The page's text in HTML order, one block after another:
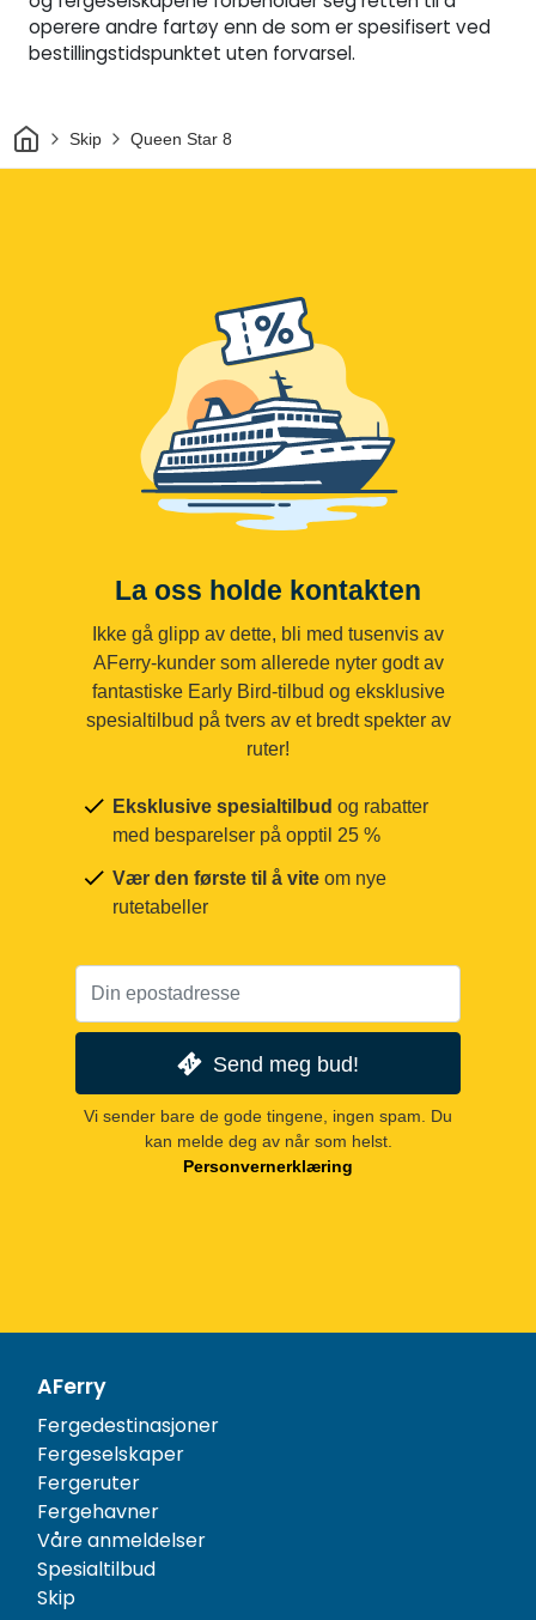
operere andre fartøy enn de som er spesifisert ved
bestillingstidspunktet uten forvarsel.
HjemSkip Queen Star 8
La oss holde kontakten
Ikke gå glipp av dette, bli med tusenvis av
AFerry-kunder som allerede nyter godt av
fantastiske Early Bird-tilbud og eksklusive
spesialtilbud på tvers av et bredt spekter av
ruter!
Eksklusive spesialtilbud og rabatter
med besparelser på opptil 25 %
Vær den første til å vite om nye
rutetabeller
Send meg bud!
Vi sender bare de gode tingene, ingen spam. Du
kan melde deg av når som helst.
Personvernerklæring
AFerry
Fergedestinasjoner
Fergeselskaper
Fergeruter
Fergehavner
Våre anmeldelser
Spesialtilbud
Skip